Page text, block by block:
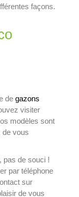
façons.
de gazons
visiter
modèles sont
de vous
pas de souci !
par téléphone
sur
de vous